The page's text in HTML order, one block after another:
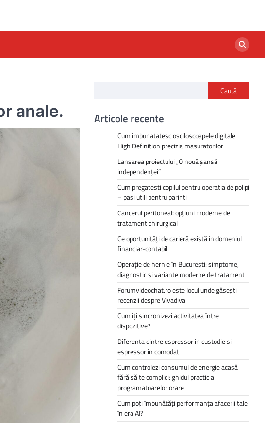
anale.
Caută
Articole recente
Cum imbunatatesc osciloscoapele digitale
High Definition precizia masuratorilor
Lansarea proiectului „O nouă șansă
independenței”
Cum pregatesti copilul pentru operatia de polipi
– pasi utili pentru parinti
Cancerul peritoneal: opțiuni moderne de
tratament chirurgical
Ce oportunități de carieră există în domeniul
financiar-contabil
Operație de hernie în București: simptome,
diagnostic și variante moderne de tratament
Forumvideochat.ro este locul unde găsești
recenzii despre Vivadiva
Cum îți sincronizezi activitatea între
dispozitive?
Diferenta dintre espressor in custodie si
espressor in comodat
Cum controlezi consumul de energie acasă
fără să te complici: ghidul practic al
programatoarelor orare
Cum poți îmbunătăți performanța afacerii tale
în era AI?